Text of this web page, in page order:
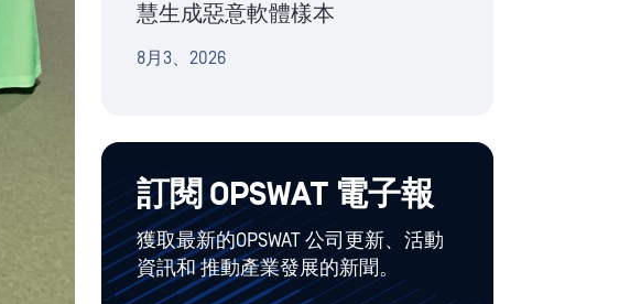
慧生成惡意軟體樣本
8月3、2026
訂閱 OPSWAT 電子報
獲取最新的OPSWAT 公司更新、活動
資訊和 推動產業發展的新聞。